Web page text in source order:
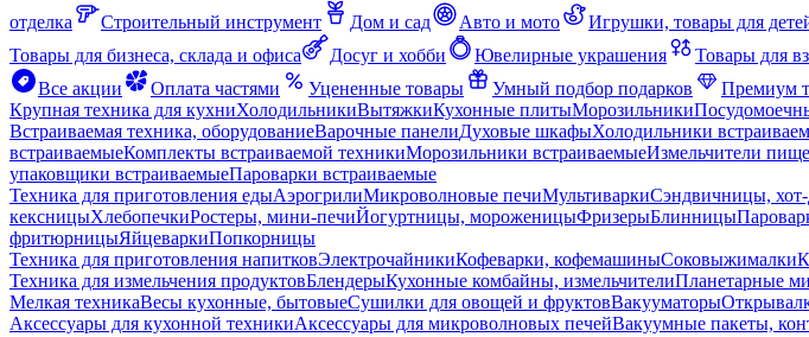
отделка
Строительный инструмент Дом и сад Авто и мото Игрушки, товары для
Товары для бизнеса, склада и офиса
Досуг и хобби Ювелирные украшения Товары для
Все акции
Оплата частями Уцененные товары Умный подбор подарков
Премиум
Крупная техника для кухниХолодильникиВытяжкиКухонные плитыМорозильники
Встраиваемая техника, оборудованиеВарочные панелиДуховые шкафыХолодильники
встраиваемыеКомплекты встраиваемой техникиМорозильники встраиваемыеИзмельчители
упаковщики встраиваемыеПароварки встраиваемые
Техника для приготовления едыАэрогрилиМикроволновые печиМультиваркиСэндвичницы,
кексницыХлебопечкиРостеры, мини-печиЙогуртницы, мороженицыФризерыБлинницы
фритюрницыЯйцеваркиПопкорницы
Техника для приготовления напитковЭлектрочайникиКофеварки, кофемашиныСоковыжималки
Техника для измельчения продуктовБлендерыКухонные комбайны, измельчителиПланетарные
Мелкая техникаВесы кухонные, бытовыеСушилки для овощей и фруктовВакууматоры
Аксессуары для кухонной техникиАксессуары для микроволновых печейВакуумные пакеты,